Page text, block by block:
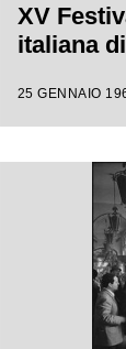
XV
italiana
25 GENNAIO